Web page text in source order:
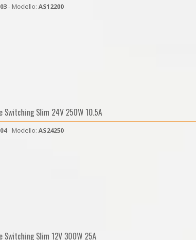
- Modello: AS12200
Switching Slim 24V 250W 10.5A
- Modello: AS24250
Switching Slim 12V 300W 25A